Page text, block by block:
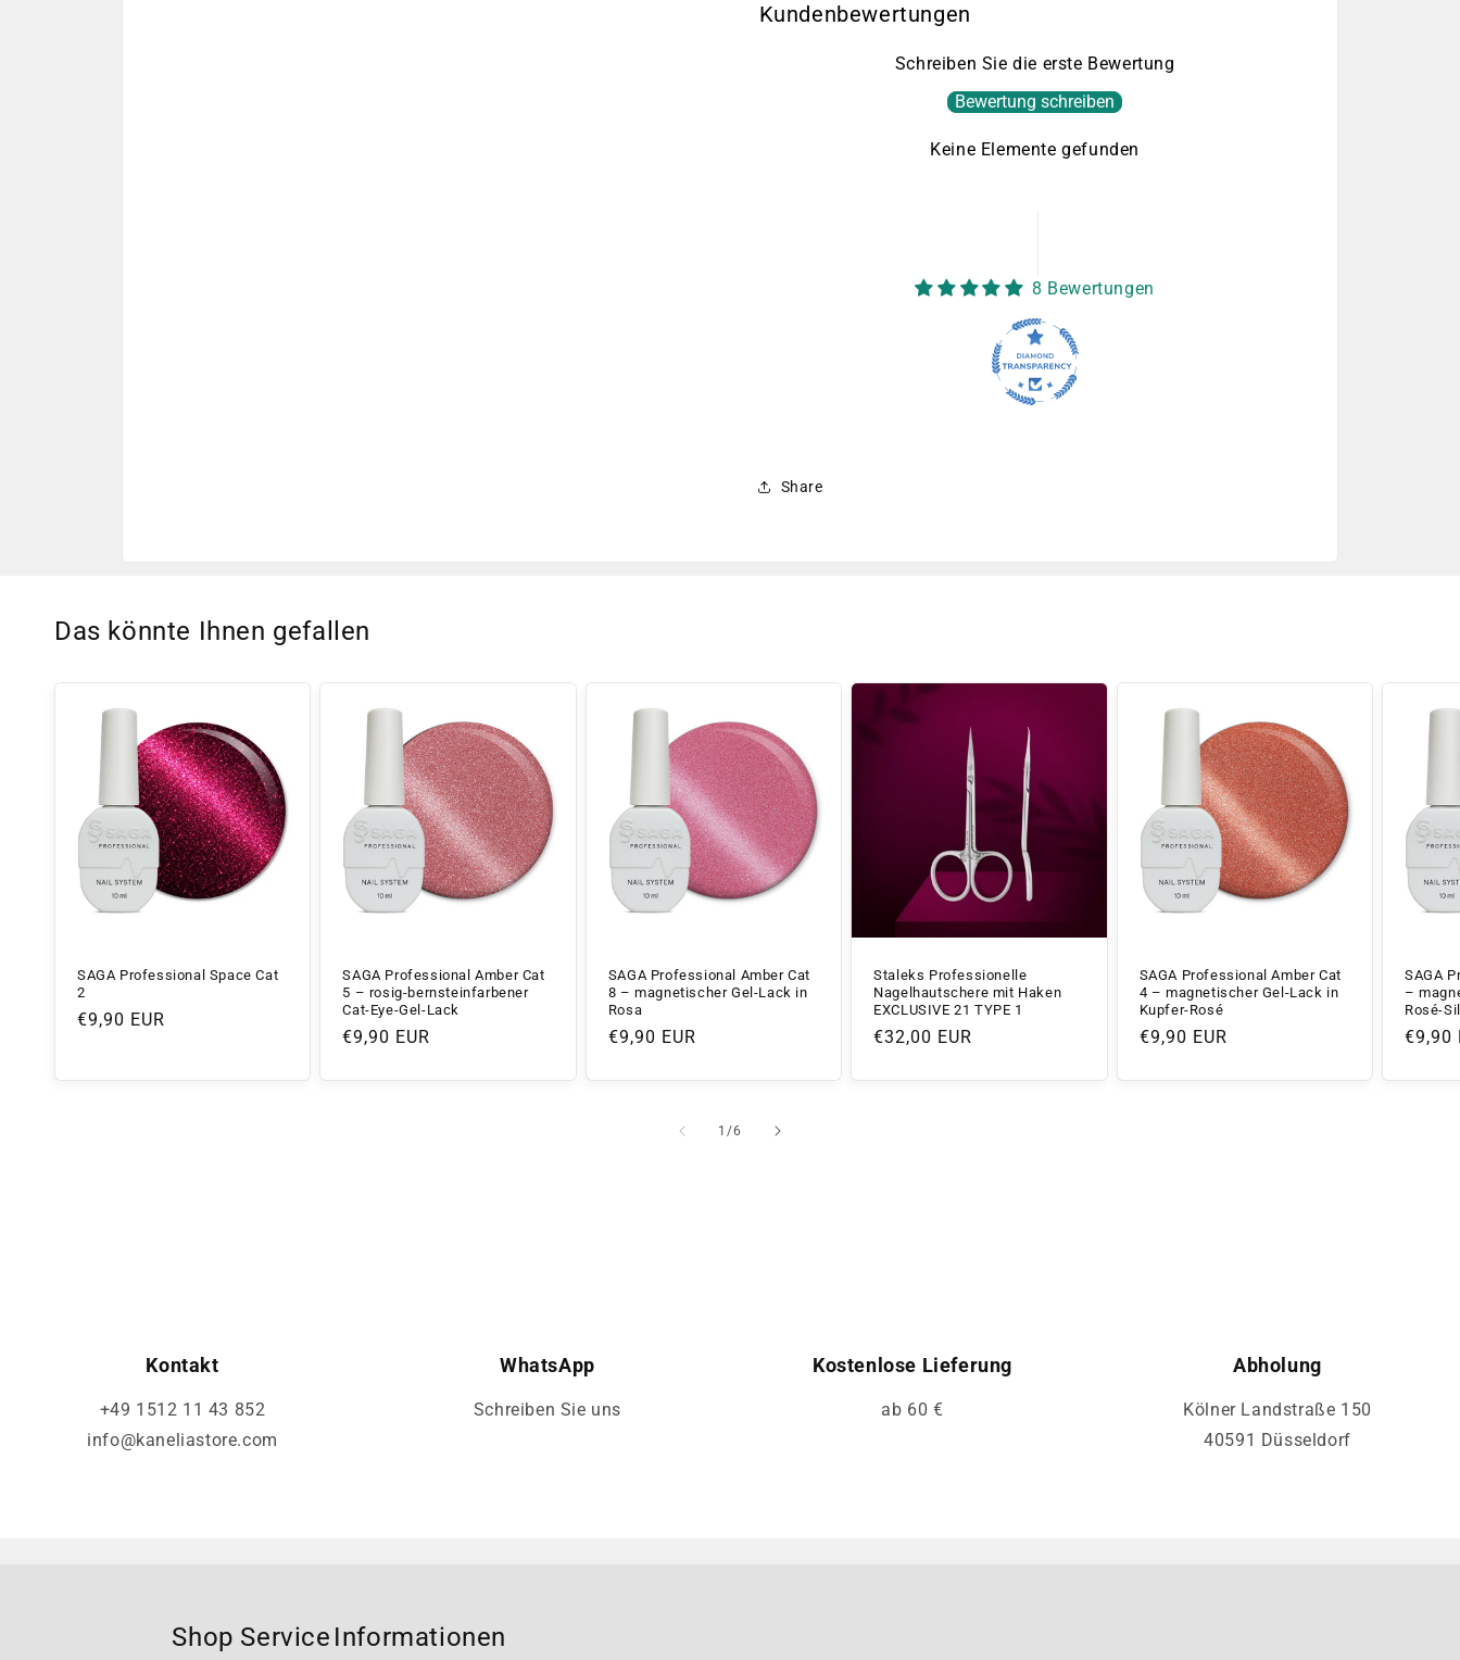
Kundenbewertungen
Schreiben Sie die erste Bewertung
Bewertung schreiben
Keine Elemente gefunden
8 Bewertungen
Share
Das könnte Ihnen gefallen
SAGA Professional Space Cat
2
Normaler
€9,90 EUR
SAGA Professional Amber Cat
5 – rosig-bernsteinfarbener
Cat-Eye-Gel-Lack
Normaler
€9,90 EUR
SAGA Professional Amber Cat
8 – magnetischer Gel-Lack in
Rosa
Normaler
€9,90 EUR
Staleks Professionelle
Nagelhautschere mit Haken
EXCLUSIVE 21 TYPE 1
Normaler
€32,00 EUR
SAGA Professional Amber Cat
4 – magnetischer Gel-Lack in
Kupfer-Rosé
Normaler
€9,90 EUR
SAGA
–
Rosé-
€9,90
1/von
6
Kontakt
+49 1512 11 43 852
info@kaneliastore.com
WhatsApp
Schreiben Sie uns
Kostenlose Lieferung
ab 60 €
Abholung
Kölner Landstraße 150
40591 Düsseldorf
Shop Service Informationen